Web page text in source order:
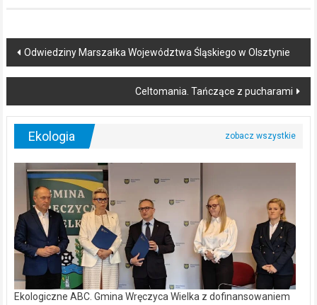
Post
navigation
Odwiedziny Marszałka Województwa Śląskiego w Olsztynie
Celtomania. Tańczące z pucharami
Ekologia
Ekologiczne ABC. Gmina Wręczyca Wielka z dofinansowaniem